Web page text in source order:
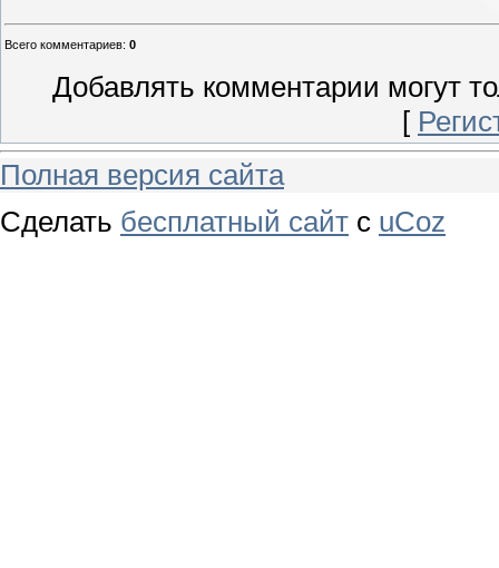
Всего комментариев: 0
Добавлять комментарии могут
[
Полная версия сайта
Сделать бесплатный сайт с uCoz